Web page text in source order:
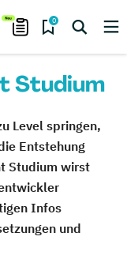
0
Studium
Level springen,
Entstehung
Studium wirst
Infos
und